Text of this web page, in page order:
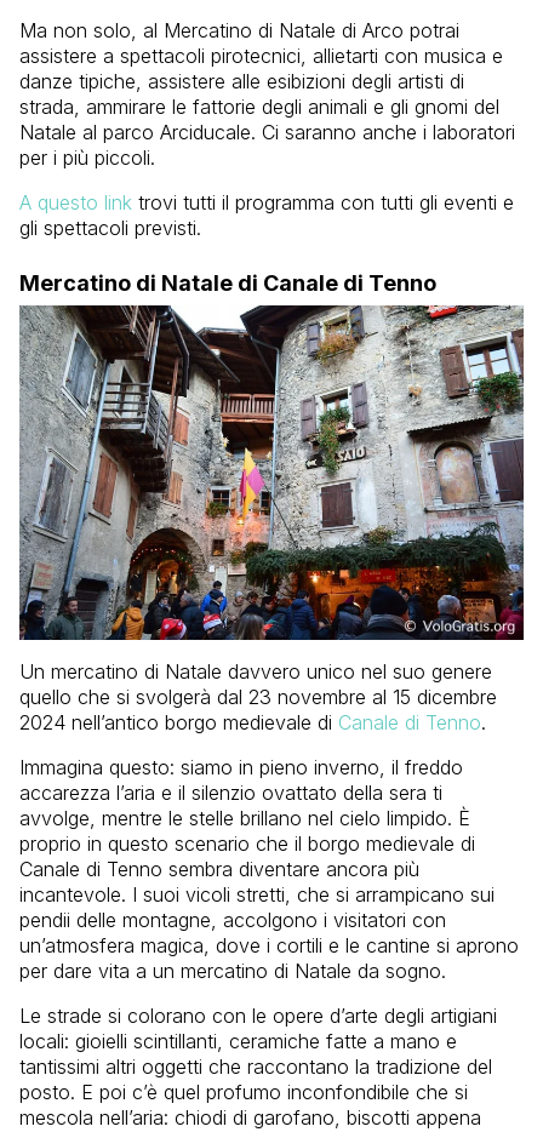
Ma non solo, al Mercatino di Natale di Arco potrai
assistere a spettacoli pirotecnici, allietarti con musica e
danze tipiche, assistere alle esibizioni degli artisti di
strada, ammirare le fattorie degli animali e gli gnomi del
Natale al parco Arciducale. Ci saranno anche i laboratori
per i più piccoli.
A questo link trovi tutti il programma con tutti gli eventi e
gli spettacoli previsti.
Mercatino di Natale di Canale di Tenno
Un mercatino di Natale davvero unico nel suo genere
quello che si svolgerà dal 23 novembre al 15 dicembre
2024 nell’antico borgo medievale di Canale di Tenno.
Immagina questo: siamo in pieno inverno, il freddo
accarezza l’aria e il silenzio ovattato della sera ti
avvolge, mentre le stelle brillano nel cielo limpido. È
proprio in questo scenario che il borgo medievale di
Canale di Tenno sembra diventare ancora più
incantevole. I suoi vicoli stretti, che si arrampicano sui
pendii delle montagne, accolgono i visitatori con
un’atmosfera magica, dove i cortili e le cantine si aprono
per dare vita a un mercatino di Natale da sogno.
Le strade si colorano con le opere d’arte degli artigiani
locali: gioielli scintillanti, ceramiche fatte a mano e
tantissimi altri oggetti che raccontano la tradizione del
posto. E poi c’è quel profumo inconfondibile che si
mescola nell’aria: chiodi di garofano, biscotti appena